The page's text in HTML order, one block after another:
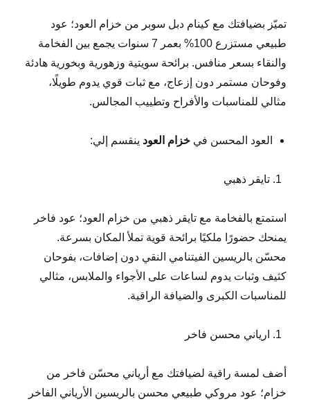
تميّز بضيافتك مع كينام دبل سوبر من خزام العود؛ عود
طبيعي مستزرع 100% بعمر 7 سنوات يجمع بين الفخامة
والنقاء بسعر منافس. برائحة سويتية وزهورية وبخورية هادئة
وفوحان مستمر دون إزعاج، مع ثبات قوي يدوم طويلًا،
مثالي للمناسبات والأفراح وتطييب المجالس.
العود المحسن فيخزام العود ينقسم إلي:
تايقر ذهبي
استمتع بالفخامة مع تايقر ذهبي من خزام العود؛ عود فاخر
يمنحك حضورًا ملكيًا برائحة قوية تملأ المكان بسرعة.
محسّن بالريسين الفيتنامي النقي دون إضافات، بفوحان
كثيف وثبات يدوم لساعات على الأجواء والملابس، مثالي
للمناسبات الكبرى والضيافة الراقية.
ارياني محسن فاخر
أضف لمسة راقية لضيافتك مع أرياني محسّن فاخر من
خزام؛ عود مروكي طبيعي محسن بالريسين الأرياني الفاخر